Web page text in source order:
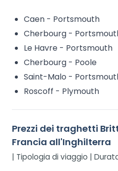
Caen - Portsmouth
Cherbourg -
Le Havre - Portsmouth
Cherbourg - Poole
Saint-Malo -
Roscoff - Plymouth
Prezzi dei traghetti
Francia all'Inghilterra
| Tipologia di viaggio |